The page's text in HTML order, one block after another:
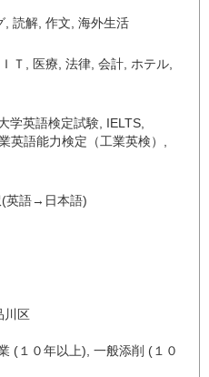
読解 作文 海外生活
ＩＴ 医療 法律 会計 ホテル
学英語検定試験 IELTS
英語能力検定（工業英検）
(英語→日本語)
川区
(１０年以上), 一般添削 (１０